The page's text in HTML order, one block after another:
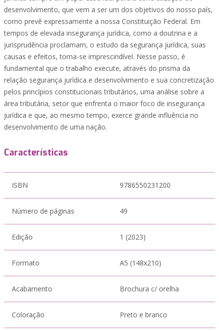
desenvolvimento, que vem a ser um dos objetivos do nosso país,
como prevê expressamente a nossa Constituição Federal. Em
tempos de elevada insegurança jurídica, como a doutrina e a
jurisprudência proclamam, o estudo da segurança jurídica, suas
causas e efeitos, torna-se imprescindível. Nesse passo, é
fundamental que o trabalho execute, através do prisma da
relação segurança jurídica e desenvolvimento e sua concretização
pelos princípios constitucionais tributários, uma análise sobre a
área tributária, setor que enfrenta o maior foco de insegurança
jurídica e que, ao mesmo tempo, exerce grande influência no
desenvolvimento de uma nação.
Características
ISBN 9786550231200
Número de páginas 49
Edição 1 (2023)
Formato A5 (148x210)
Acabamento Brochura c/ orelha
Coloração Preto e branco